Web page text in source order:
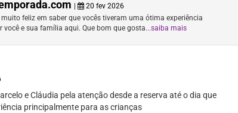
|
20 fev 2026
feliz em saber que vocês tiveram uma ótima experiência
você e sua família aqui. Que bom que gosta...saiba mais
e Cláudia pela atenção desde a reserva até o dia que
principalmente para as crianças